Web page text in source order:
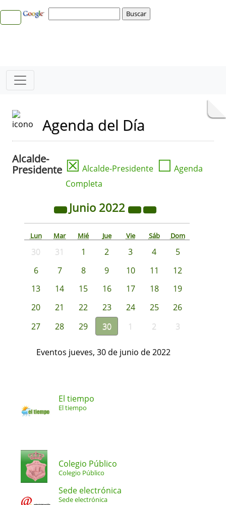
Agenda del Día
Alcalde-
Presidente ☒ Alcalde-Presidente ☐ Agenda
Completa
Junio 2022
Lun Mar Mié Jue Vie Sáb Dom
30 31 1 2 3 4
5
6
7 8 9 10 11
12
13
14 15 16 17 18
19
20
21 22 23 24 25
26
27
28 29 30 1 2 3
Eventos jueves, 30 de junio de 2022
El tiempo
El tiempo
Colegio Público
Colegio Público
Sede electrónica
Sede electrónica